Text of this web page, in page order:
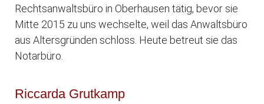
Rechtsanwaltsbüro in Oberhausen tätig, bevor sie
Mitte 2015 zu uns wechselte, weil das Anwaltsbüro
aus Altersgründen schloss. Heute betreut sie das
Notarbüro.
Riccarda Grutkamp